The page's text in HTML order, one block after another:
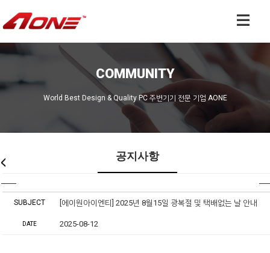
COMMUNITY
World Best Design & Quality PC 주변기기 전문 기업 AONE
공지사항
SUBJECT [에이원아이엔티] 2025년 8월15일 광복절 및 택배없는 날 안내
DATE 2025-08-12